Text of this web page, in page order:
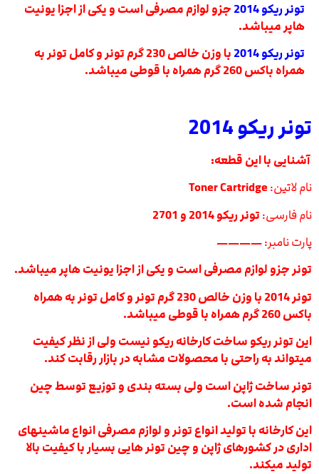
تونر ریکو 2014
جزو لوازم مصرفی است و یکی از اجزا یونیت
هاپر میباشد.
تونر ریکو 2014
با وزن خالص 230 گرم تونر و کامل تونر به
همراه باکس 260 گرم همراه با قوطی میباشد.
تونر ریکو 2014
آشنایی با این قطعه:
نام لاتین:
نام فارسی: تونر ریکو 2014 و 2701
پارت نامبر:————
تونر جزو لوازم مصرفی است و یکی از اجزا یونیت هاپر میباشد.
تونر 2014 با وزن خالص 230 گرم تونر و کامل تونر به همراه
باکس 260 گرم همراه با قوطی میباشد.
این تونر ریکو ساخت کارخانه ریکو نیست ولی از نظر کیفیت
میتواند به راحتی با محصولات مشابه در بازار رقابت کند.
تونر ساخت ژاپن است ولی بسته بندی و توزیع توسط چین
انجام شده است.
این کارخانه با تولید انواع تونر و لوازم مصرفی انواع ماشینهای
اداری در کشورهای ژاپن و چین تونر هایی بسیار با کیفیت بالا
تولید میکند.